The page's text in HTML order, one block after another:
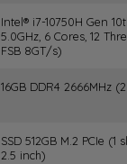
Intel® i7-10750H Gen
5.0GHz, 6 Cores, 12
FSB 8GT/s)
16GB DDR4 2666MHz
SSD 512GB M.2 PCIe (1
2.5 inch)